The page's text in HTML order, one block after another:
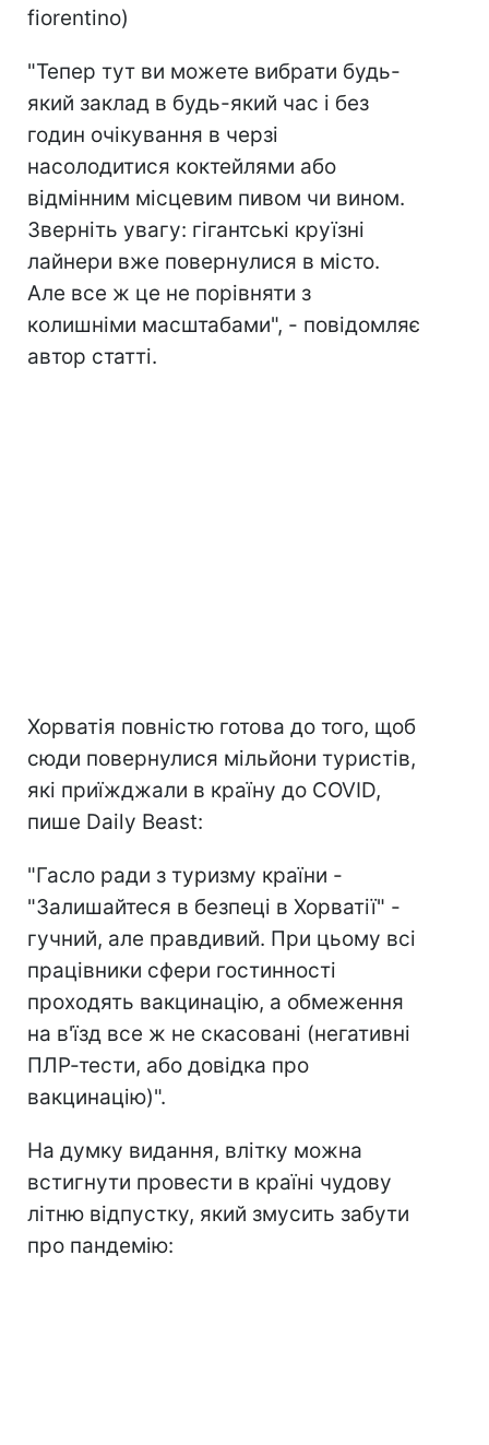
fiorentino)
"Тепер тут ви можете вибрати будь-
який заклад в будь-який час і без
годин очікування в черзі
насолодитися коктейлями або
відмінним місцевим пивом чи вином.
Зверніть увагу: гігантські круїзні
лайнери вже повернулися в місто.
Але все ж це не порівняти з
колишніми масштабами", - повідомляє
автор статті.
Хорватія повністю готова до того, щоб
сюди повернулися мільйони туристів,
які приїжджали в країну до COVID,
пише Daily Beast:
"Гасло ради з туризму країни -
"Залишайтеся в безпеці в Хорватії" -
гучний, але правдивий. При цьому всі
працівники сфери гостинності
проходять вакцинацію, а обмеження
на в'їзд все ж не скасовані (негативні
ПЛР-тести, або довідка про
вакцинацію)".
На думку видання, влітку можна
встигнути провести в країні чудову
літню відпустку, який змусить забути
про пандемію: